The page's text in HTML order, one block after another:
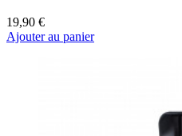
19,90 €
Ajouter au panier